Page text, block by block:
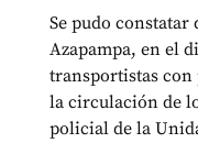
Se pudo constatar
Azapampa, en el
transportistas
la circulación de
policial de la